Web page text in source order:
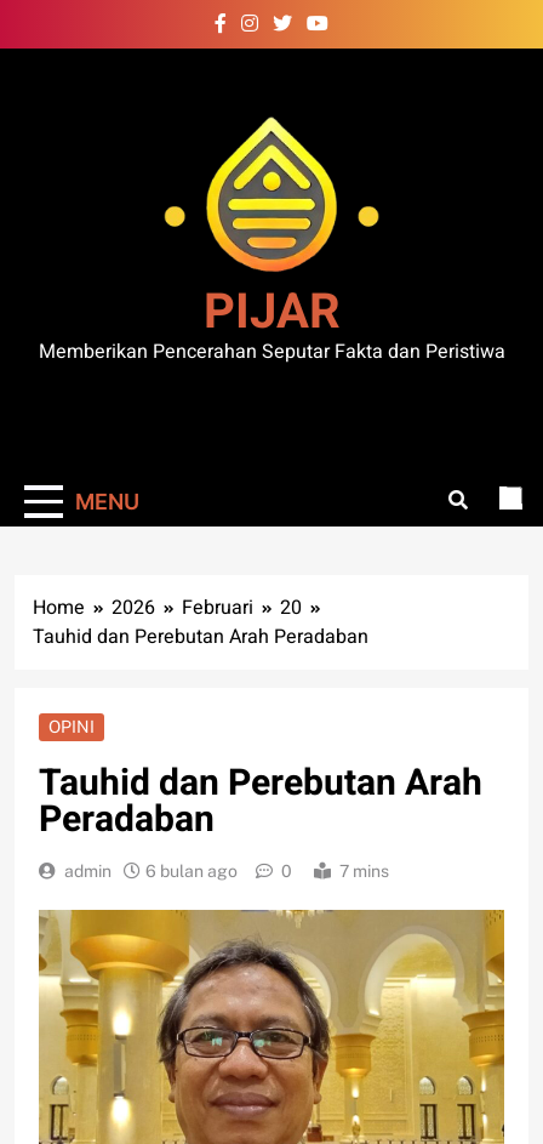
to
PIJAR
Memberikan Pencerahan Seputar Fakta dan Peristiwa
MENU
Home 2026 Februari
20
Tauhid dan Perebutan Arah Peradaban
OPINI
Tauhid dan Perebutan Arah
Peradaban
admin 6 bulan ago 0 7 mins